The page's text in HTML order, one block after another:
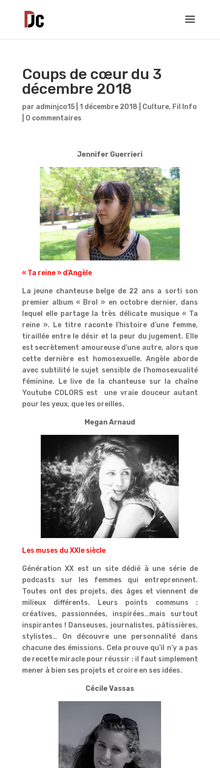
Coups de cœur du 3
décembre 2018
par adminjco15| 1 décembre 2018 Culture, Fil Info
0 commentaires
Jennifer Guerrieri
« Ta reine » d’Angèle
La jeune chanteuse belge de 22 ans a sorti son
premier album « Brol » en octobre dernier, dans
lequel elle partage la très délicate musique « Ta
reine ». Le titre raconte l’histoire d’une femme,
tiraillée entre le désir et la peur du jugement. Elle
est secrètement amoureuse d’une autre, alors que
cette dernière est homosexuelle. Angèle aborde
avec subtilité le sujet sensible de l’homosexualité
féminine. Le live de la chanteuse sur la chaîne
Youtube COLORS est une vraie douceur autant
pour les yeux, que les oreilles.
Megan Arnaud
Les muses du XXIe siècle
Génération XX est un site dédié à une série de
podcasts sur les femmes qui entreprennent.
Toutes ont des projets, des âges et viennent de
milieux différents. Leurs points communs :
créatives, passionnées, inspirées…mais surtout
inspirantes ! Danseuses, journalistes, pâtissières,
stylistes… On découvre une personnalité dans
chacune des émissions. Cela prouve qu’il n’y a pas
de recette miracle pour réussir : il faut simplement
mener à bien ses projets et croire en ses idées.
Cécile Vassas